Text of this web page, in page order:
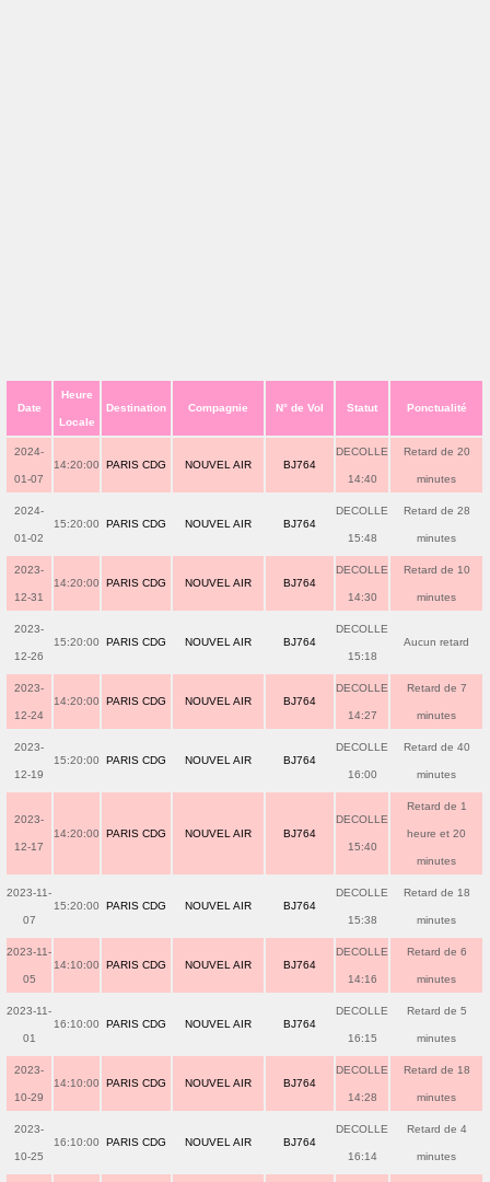
Date
Heure
Locale
Destination Compagnie N° de Vol Statut Ponctualité
2024-
01-07
14:20:00 PARIS CDG NOUVEL AIR BJ764
DECOLLE
14:40
Retard de 20
minutes
2024-
01-02
15:20:00 PARIS CDG NOUVEL AIR BJ764
DECOLLE
15:48
Retard de 28
minutes
2023-
12-31
14:20:00 PARIS CDG NOUVEL AIR BJ764
DECOLLE
14:30
Retard de 10
minutes
2023-
12-26
15:20:00 PARIS CDG NOUVEL AIR BJ764
DECOLLE
15:18
Aucun retard
2023-
12-24
14:20:00 PARIS CDG NOUVEL AIR BJ764
DECOLLE
14:27
Retard de 7
minutes
2023-
12-19
15:20:00 PARIS CDG NOUVEL AIR BJ764
DECOLLE
16:00
Retard de 40
minutes
2023-
12-17
14:20:00 PARIS CDG NOUVEL AIR BJ764
DECOLLE
15:40
Retard de 1
heure et 20
minutes
2023-11-
07
15:20:00 PARIS CDG NOUVEL AIR BJ764
DECOLLE
15:38
Retard de 18
minutes
2023-11-
05
14:10:00 PARIS CDG NOUVEL AIR BJ764
DECOLLE
14:16
Retard de 6
minutes
2023-11-
01
16:10:00 PARIS CDG NOUVEL AIR BJ764
DECOLLE
16:15
Retard de 5
minutes
2023-
10-29
14:10:00 PARIS CDG NOUVEL AIR BJ764
DECOLLE
14:28
Retard de 18
minutes
2023-
10-25
16:10:00 PARIS CDG NOUVEL AIR BJ764
DECOLLE
16:14
Retard de 4
minutes